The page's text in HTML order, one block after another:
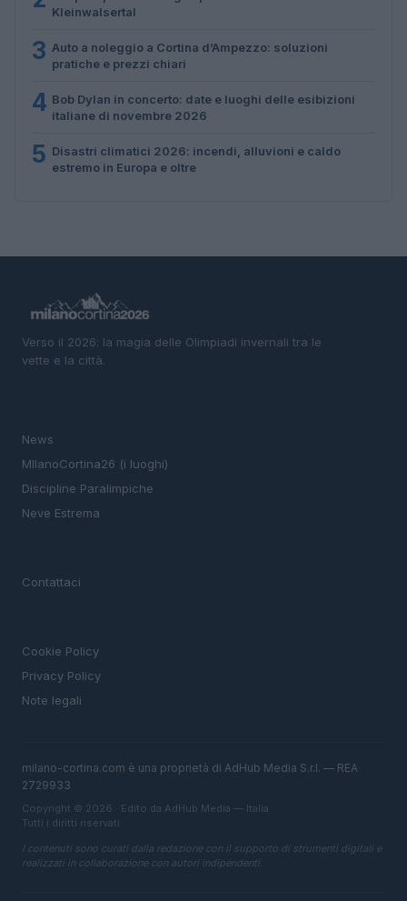
Kleinwalsertal
3 Auto a noleggio a Cortina d’Ampezzo: soluzioni
pratiche e prezzi chiari
4 Bob Dylan in concerto: date e luoghi delle esibizioni
italiane di novembre 2026
5 Disastri climatici 2026: incendi, alluvioni e caldo
estremo in Europa e oltre
Verso il 2026: la magia delle Olimpiadi invernali tra le
vette e la città.
News
MIlanoCortina26 (i luoghi)
Discipline Paralimpiche
Neve Estrema
Contattaci
Cookie Policy
Privacy Policy
Note legali
milano-cortina.com è una proprietà di AdHub Media S.r.l. — REA
2729933
Copyright © 2026 · Edito da AdHub Media — Italia
Tutti i diritti riservati
I contenuti sono curati dalla redazione con il supporto di strumenti digitali e
realizzati in collaborazione con autori indipendenti.